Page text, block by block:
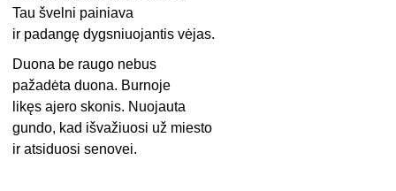
Tau švelni painiava
ir padangę dygsniuojantis vėjas.
Duona be raugo nebus
pažadėta duona. Burnoje
likęs ajero skonis. Nuojauta
gundo, kad išvažiuosi už miesto
ir atsiduosi senovei.